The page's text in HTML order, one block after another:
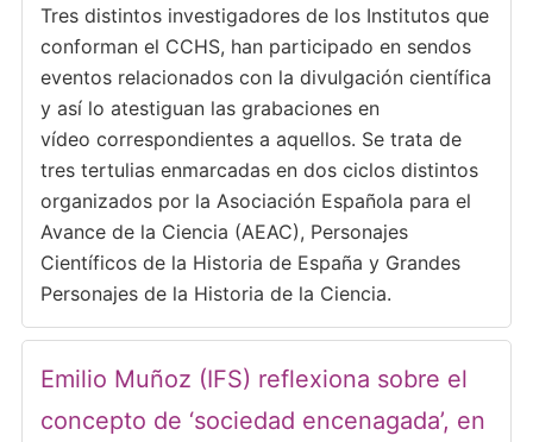
Tres distintos investigadores de los Institutos que
conforman el CCHS, han participado en sendos
eventos relacionados con la divulgación científica
y así lo atestiguan las grabaciones en
vídeo correspondientes a aquellos. Se trata de
tres tertulias enmarcadas en dos ciclos distintos
organizados por la Asociación Española para el
Avance de la Ciencia (AEAC), Personajes
Científicos de la Historia de España y Grandes
Personajes de la Historia de la Ciencia.
Emilio Muñoz (IFS) reflexiona sobre el
concepto de ‘sociedad encenagada’, en